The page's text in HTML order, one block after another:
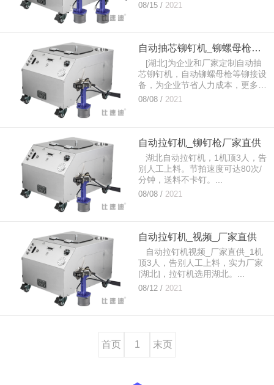
08/15 / 2021
自动抽芯铆钉机_铆螺母枪厂家直供
[湖北]为企业和厂家定制自动抽
芯铆钉机，自动铆螺母枪等铆接设
备，为企业节省人力成本，更多厂
家选择湖北自动抽芯铆钉机。...
08/08 / 2021
自动拉钉机_铆钉枪厂家直供
湖北自动拉钉机，1机顶3人，告
别人工上料。节拍速度可达80次/
分钟，送料不卡钉。...
08/08 / 2021
自动拉钉机_视频_厂家直供
自动拉钉机视频_厂家直供_1机
顶3人，告别人工上料，实力厂家
[湖北]，拉钉机选用湖北。...
08/12 / 2021
首页 1 末页